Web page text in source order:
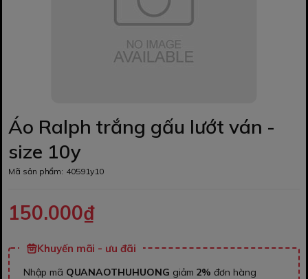
Áo Ralph trắng gấu lướt ván -
size 10y
Mã sản phẩm: 40591y10
150.000₫
Khuyến mãi - ưu đãi
Nhập mã QUANAOTHUHUONG giảm 2% đơn hàng